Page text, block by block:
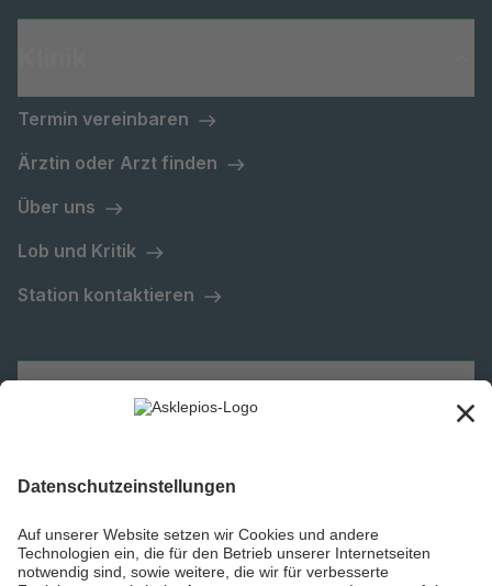
Termin vereinbaren
Ärztin oder Arzt finden
Über uns
Lob und Kritik
Station kontaktieren
Asklepios Gruppe